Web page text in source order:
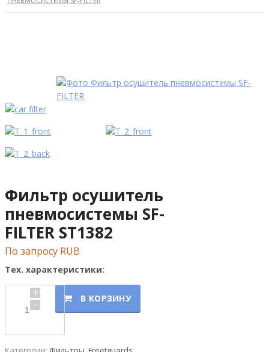
Фильтр осушитель
пневмосистемы SF-
FILTER ST1382
По запросу RUB
Тех. характеристики:
+
- В КОРЗИНУ